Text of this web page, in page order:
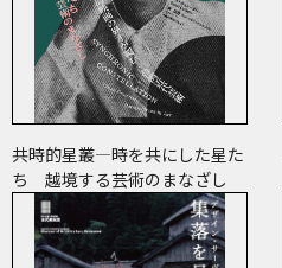
共時的星叢―時を共にした星た
ち 越境する芸術のまなざし